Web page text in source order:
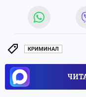
КРИМИНАЛ